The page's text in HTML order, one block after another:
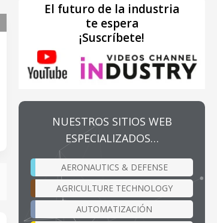
El futuro de la industria
te espera
¡Suscríbete!
NUESTROS SITIOS WEB
ESPECIALIZADOS…
AERONAUTICS & DEFENSE
AGRICULTURE TECHNOLOGY
AUTOMATIZACIÓN